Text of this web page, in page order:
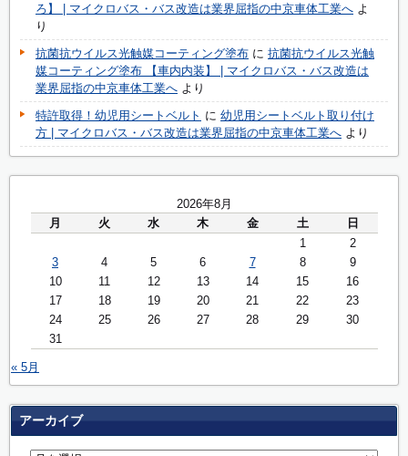
ろ】 | マイクロバス・バス改造は業界屈指の中京車体工業へ よ
り
抗菌抗ウイルス光触媒コーティング塗布 に 抗菌抗ウイルス光触
媒コーティング塗布 【車内内装】 | マイクロバス・バス改造は
業界屈指の中京車体工業へ より
特許取得！幼児用シートベルト に 幼児用シートベルト取り付け
方 | マイクロバス・バス改造は業界屈指の中京車体工業へ より
2026年8月
月
火 水 木 金 土
日
1
2
3
4 5 6 7 8
9
10
11 12 13 14 15
16
17
18 19 20 21 22
23
24
25 26 27 28 29
30
31
« 5月
アーカイブ